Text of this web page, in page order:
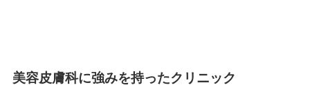
美容皮膚科に強みを持ったクリニック